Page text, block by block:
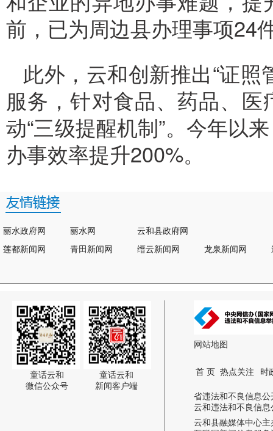
前，已为周边县办理事项24
此外，云和创新推出“证
服务，针对食品、药品、
动“三级提醒机制”。今年以
办事效率提升200%。
丽水政府网 丽水网
云和县政府网
莲都新闻网
青田新闻网 缙云新闻网 龙泉新闻网
童话云和
微信公众号
童话云和
新闻客户端
网站地图
首 页 热点关注 时
省违法和不良信息公
云和违法和不良信息
云和县融媒体中心